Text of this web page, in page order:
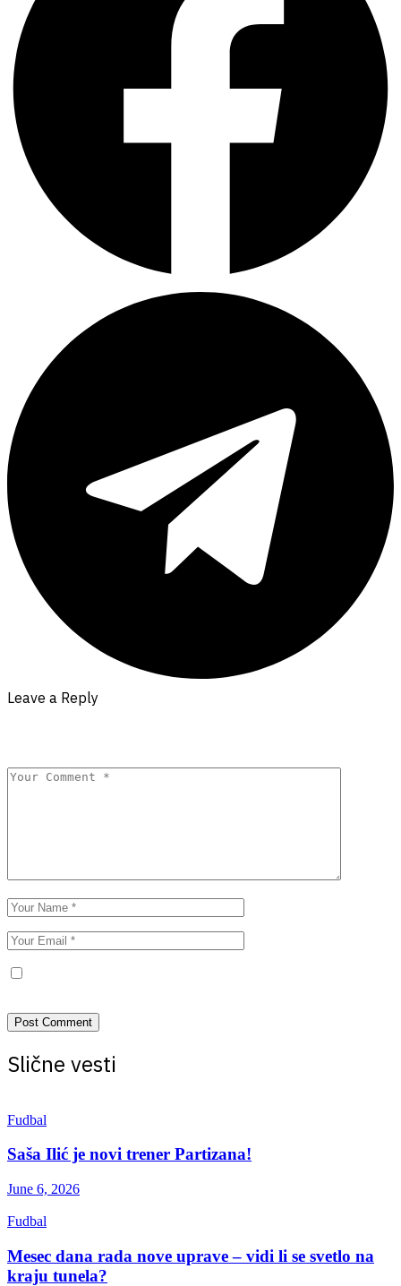
Leave a Reply
Slične vesti
Fudbal
Saša Ilić je novi trener Partizana!
June 6, 2026
Fudbal
Mesec dana rada nove uprave – vidi li se svetlo na
kraju tunela?